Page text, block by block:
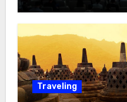
Traveling